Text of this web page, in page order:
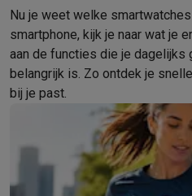
Ecocheques
Info ecochequesAlle eco
Refurbished
Refurbished smartphones
Huishouden
Wasmachines met ecocheques
Kleine keukentoestellen
Kleine keukentoestellen met
Grote keukentoestellen
Nu je weet welke
smartphone, kijk je naar wat je
aan de functies die je dagelijks
belangrijk is. Zo ontdek je
bij je past.